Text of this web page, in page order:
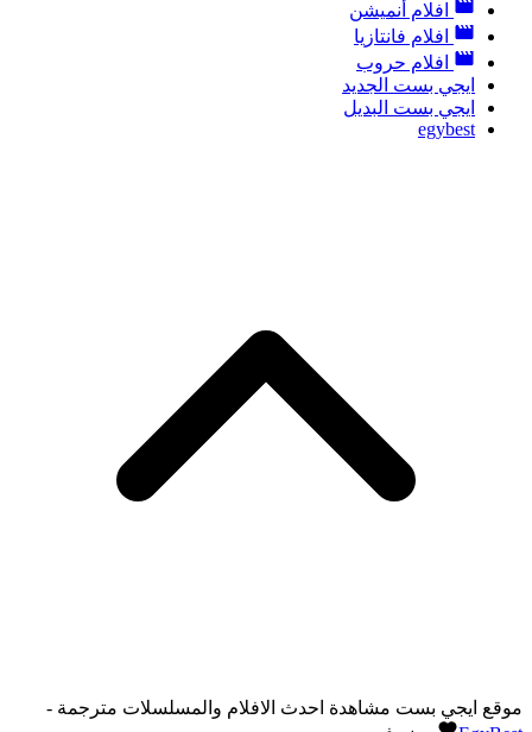
افلام أنميشن
افلام فانتازيا
افلام حروب
ايجي بست الجديد
ايجي بست البديل
egybest
موقع ايجي بست مشاهدة احدث الافلام والمسلسلات مترجمة -